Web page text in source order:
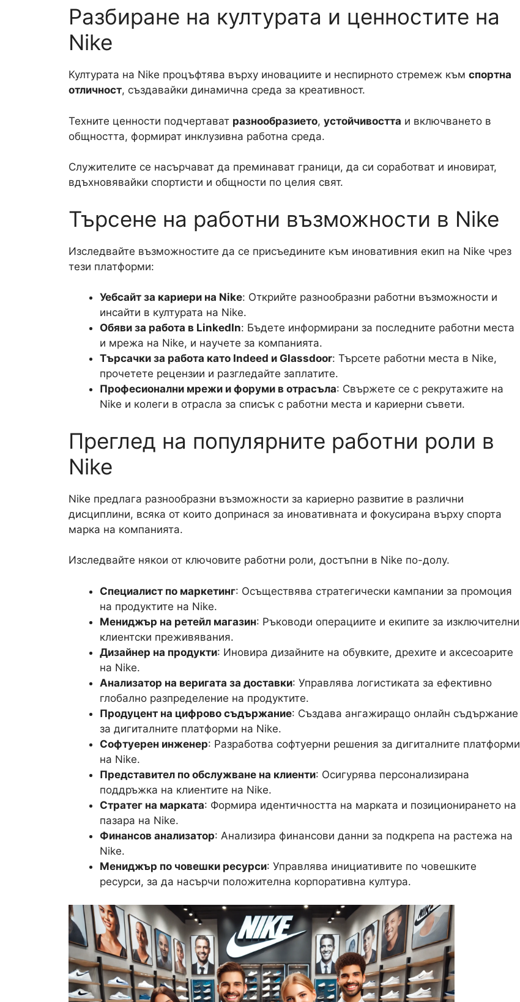
Разбиране на културата и ценностите на
Nike
Културата на Nike процъфтява върху иновациите и неспирното стремеж към спортна
отличност, създавайки динамична среда за креативност.
Техните ценности подчертават разнообразието, устойчивостта и включването в
общността, формират инклузивна работна среда.
Служителите се насърчават да преминават граници, да си соработват и иновират,
вдъхновявайки спортисти и общности по целия свят.
Търсене на работни възможности в Nike
Изследвайте възможностите да се присъедините към иновативния екип на Nike чрез
тези платформи:
Уебсайт за кариери на Nike: Открийте разнообразни работни възможности и
инсайти в културата на Nike.
Обяви за работа в LinkedIn: Бъдете информирани за последните работни места
и мрежа на Nike, и научете за компанията.
Търсачки за работа като Indeed и Glassdoor: Търсете работни места в Nike,
прочетете рецензии и разгледайте заплатите.
Професионални мрежи и форуми в отрасъла: Свържете се с рекрутажите на
Nike и колеги в отрасла за списък с работни места и кариерни съвети.
Преглед на популярните работни роли в
Nike
Nike предлага разнообразни възможности за кариерно развитие в различни
дисциплини, всяка от които допринася за иновативната и фокусирана върху спорта
марка на компанията.
Изследвайте някои от ключовите работни роли, достъпни в Nike по-долу.
Специалист по маркетинг: Осъществява стратегически кампании за промоция
на продуктите на Nike.
Мениджър на ретейл магазин: Ръководи операциите и екипите за изключителни
клиентски преживявания.
Дизайнер на продукти: Иновира дизайните на обувките, дрехите и аксесоарите
на Nike.
Анализатор на веригата за доставки: Управлява логистиката за ефективно
глобално разпределение на продуктите.
Продуцент на цифрово съдържание: Създава ангажиращо онлайн съдържание
за дигиталните платформи на Nike.
Софтуерен инженер: Разработва софтуерни решения за дигиталните платформи
на Nike.
Представител по обслужване на клиенти: Осигурява персонализирана
поддръжка на клиентите на Nike.
Стратег на марката: Формира идентичността на марката и позиционирането на
пазара на Nike.
Финансов анализатор: Анализира финансови данни за подкрепа на растежа на
Nike.
Мениджър по човешки ресурси: Управлява инициативите по човешките
ресурси, за да насърчи положителна корпоративна култура.